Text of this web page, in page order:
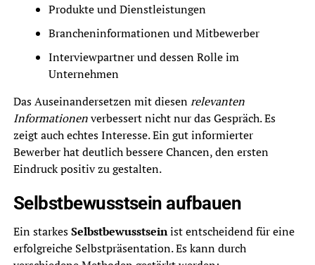
Produkte und Dienstleistungen
Brancheninformationen und Mitbewerber
Interviewpartner und dessen Rolle im
Unternehmen
Das Auseinandersetzen mit diesenrelevanten
Informationenverbessert nicht nur das Gespräch. Es
zeigt auch echtes Interesse. Ein gut informierter
Bewerber hat deutlich bessere Chancen, den ersten
Eindruck positiv zu gestalten.
Selbstbewusstsein aufbauen
Ein starkesSelbstbewusstseinist entscheidend für eine
erfolgreiche Selbstpräsentation. Es kann durch